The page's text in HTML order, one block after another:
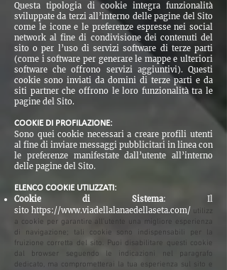
Questa tipologia di cookie integra funzionalità
sviluppate da terzi all’interno delle pagine del Sito
come le icone e le preferenze espresse nei social
network al fine di condivisione dei contenuti del
sito o per l’uso di servizi software di terze parti
(come i software per generare le mappe e ulteriori
software che offrono servizi aggiuntivi). Questi
cookie sono inviati da domini di terze parti e da
siti partner che offrono le loro funzionalità tra le
pagine del Sito.
COOKIE DI PROFILAZIONE:
Sono quei cookie necessari a creare profili utenti
al fine di inviare messaggi pubblicitari in linea con
le preferenze manifestate dall’utente all’interno
delle pagine del Sito.
ELENCO COOKIE UTILIZZATI:
Cookie di Sistema: Il
sito https://www.viadellalanaedellaseta.com/ utilizz
a cookie per garantire all'utente una migliore esperienza
di navigazione; tali cookie sono indispensabili per la
fruizione corretta del sito. Puoi disabilitare questi cookie
dal browser seguendo le indicazioni nel paragrafo
dedicato, ma comprometterai la tua esperienza sul sito e